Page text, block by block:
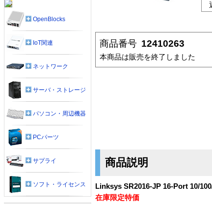
商品番号 12410263
本商品は販売を終了しました
商品説明
Linksys SR2016-JP 16-Port 10/
在庫限定特価
OpenBlocks
IoT関連
ネットワーク
サーバ・ストレージ
パソコン・周辺機器
PCパーツ
サプライ
ソフト・ライセンス